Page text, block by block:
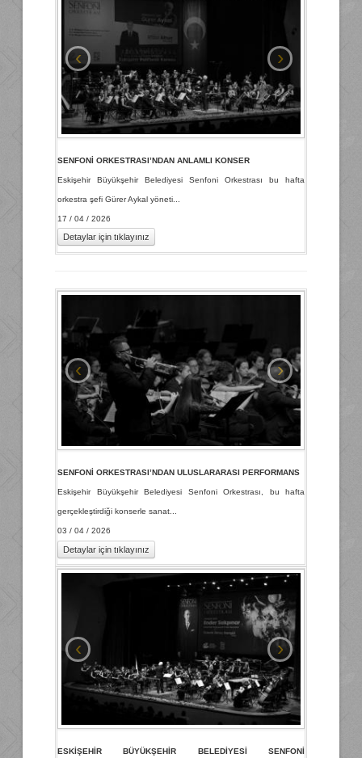
‹ ›
SENFONİ ORKESTRASI’NDAN ANLAMLI KONSER
Eskişehir Büyükşehir Belediyesi Senfoni Orkestrası bu hafta
orkestra şefi Gürer Aykal yöneti...
17 / 04 / 2026
Detaylar için tıklayınız
‹ ›
SENFONİ ORKESTRASI’NDAN ULUSLARARASI PERFORMANS
Eskişehir Büyükşehir Belediyesi Senfoni Orkestrası, bu hafta
gerçekleştirdiği konserle sanat...
03 / 04 / 2026
Detaylar için tıklayınız
‹ ›
ESKİŞEHİR BÜYÜKŞEHİR BELEDİYESİ SENFONİ